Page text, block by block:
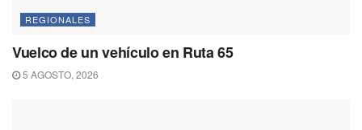
REGIONALES
Vuelco de un vehículo en Ruta 65
5 AGOSTO, 2026